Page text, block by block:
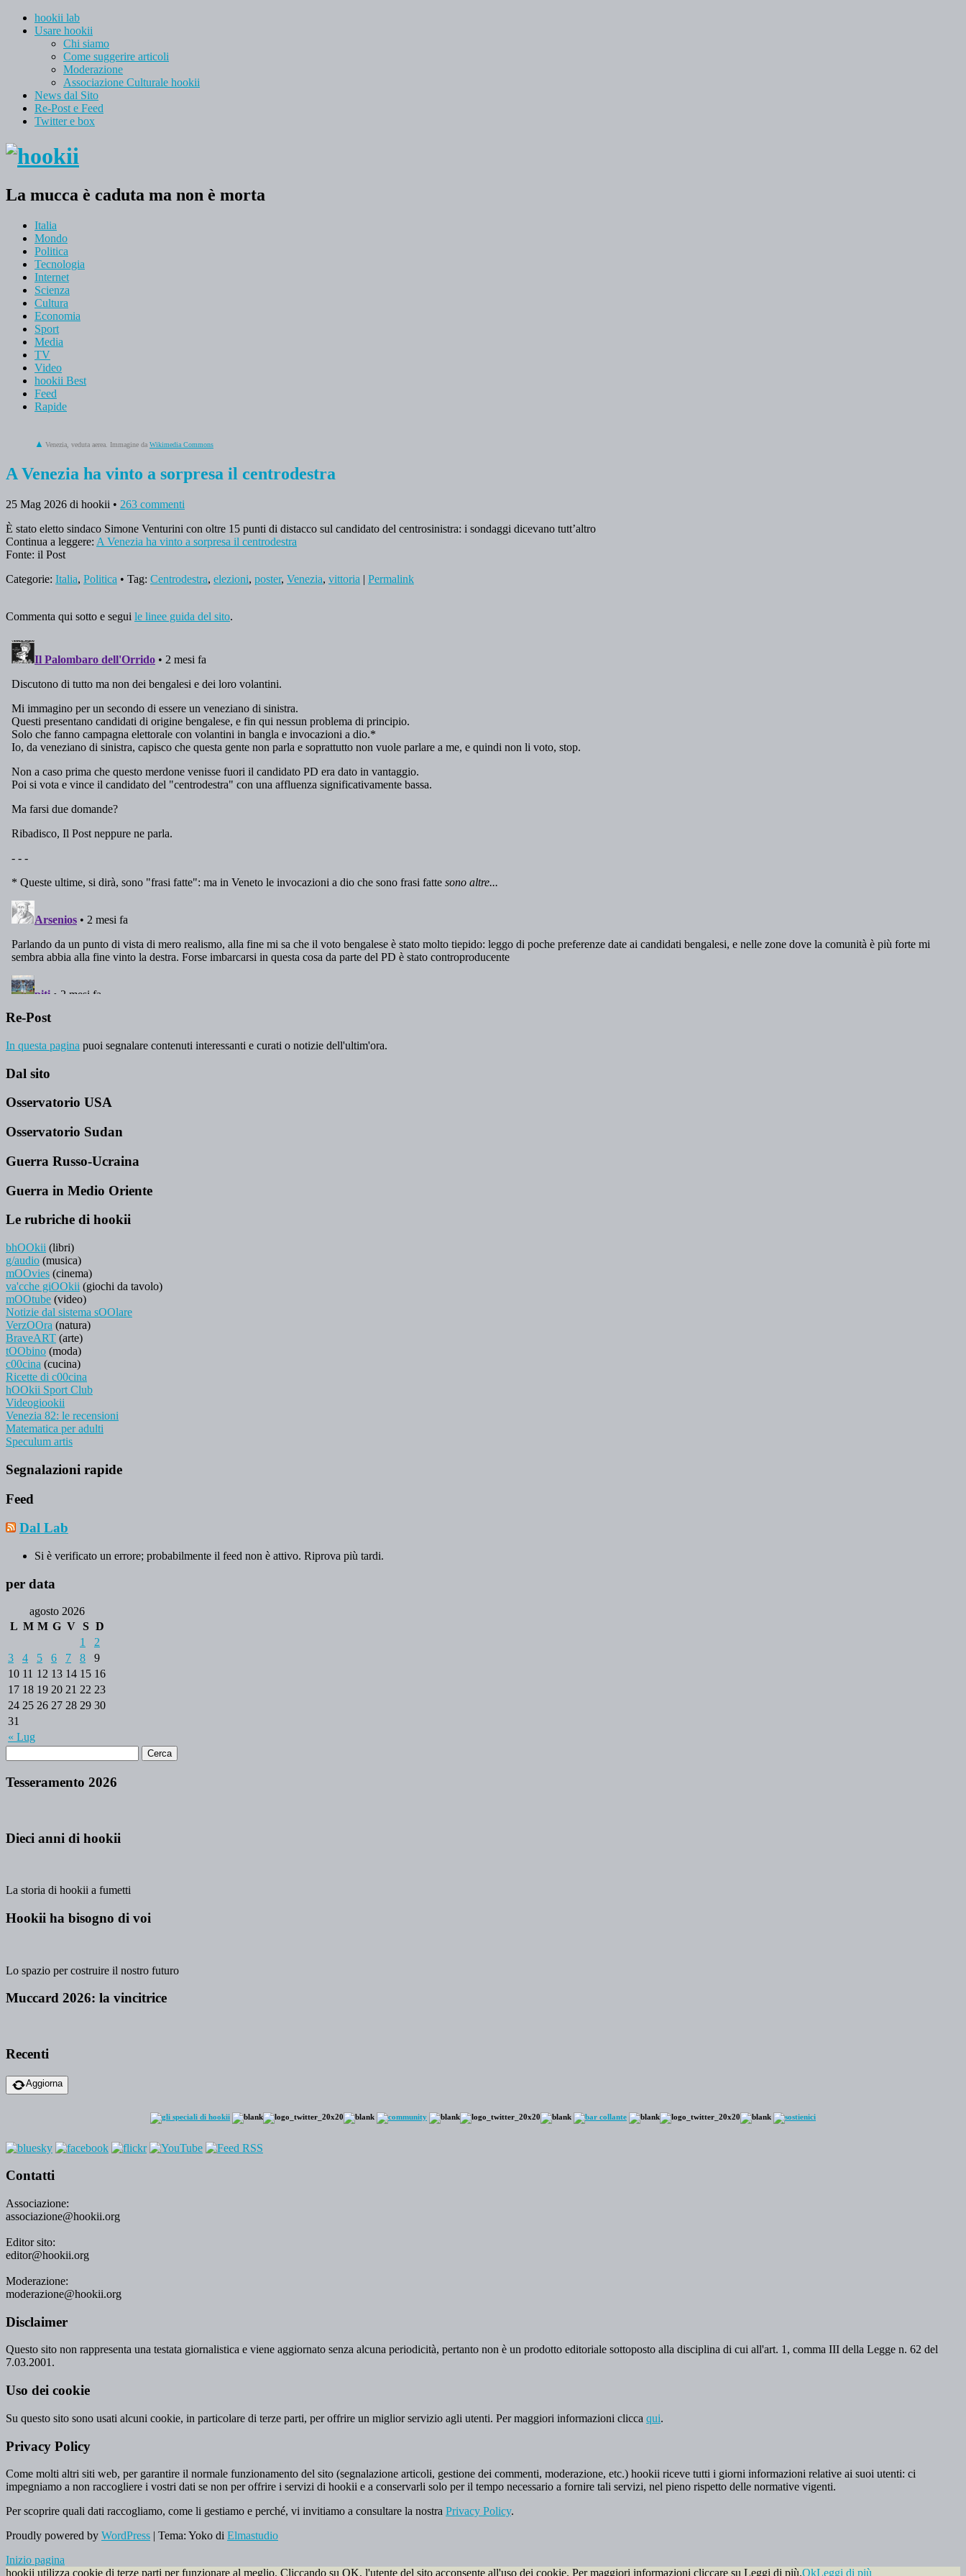
hookii lab
Usare hookii
Chi siamo
Come suggerire articoli
Moderazione
Associazione Culturale hookii
News dal Sito
Re-Post e Feed
Twitter e box
La mucca è caduta ma non è morta
Italia
Mondo
Politica
Tecnologia
Internet
Scienza
Cultura
Economia
Sport
Media
TV
Video
hookii Best
Feed
Rapide
Venezia, veduta aerea. Immagine da Wikimedia Commons
A Venezia ha vinto a sorpresa il centrodestra
25 Mag 2026 di hookii • 263 commenti
È stato eletto sindaco Simone Venturini con oltre 15 punti di distacco sul candidato del centrosinistra: i sondaggi dicevano tutt’altro
Continua a leggere: A Venezia ha vinto a sorpresa il centrodestra
Fonte: il Post
Categorie: Italia, Politica • Tag: Centrodestra, elezioni, poster, Venezia, vittoria | Permalink
Commenta qui sotto e segui le linee guida del sito.
Re-Post
In questa pagina puoi segnalare contenuti interessanti e curati o notizie dell'ultim'ora.
Dal sito
Osservatorio USA
Osservatorio Sudan
Guerra Russo-Ucraina
Guerra in Medio Oriente
Le rubriche di hookii
bhOOkii (libri)
g/audio (musica)
mOOvies (cinema)
va'cche giOOkii (giochi da tavolo)
mOOtube (video)
Notizie dal sistema sOOlare
VerzOOra (natura)
BraveART (arte)
tOObino (moda)
c00cina (cucina)
Ricette di c00cina
hOOkii Sport Club
Videogiookii
Venezia 82: le recensioni
Matematica per adulti
Speculum artis
Segnalazioni rapide
Feed
Dal Lab
Si è verificato un errore; probabilmente il feed non è attivo. Riprova più tardi.
per data
agosto 2026
L M M G V S D
« Lug
1
2
3
4 5 6 7 8
9
10 11 12 13 14 15 16
17 18 19 20 21 22 23
24 25 26 27 28 29 30
31
Tesseramento 2026
Dieci anni di hookii
La storia di hookii a fumetti
Hookii ha bisogno di voi
Lo spazio per costruire il nostro futuro
Muccard 2026: la vincitrice
Recenti
Aggiorna
Contatti
Associazione:
associazione@hookii.org
Editor sito:
editor@hookii.org
Moderazione:
moderazione@hookii.org
Disclaimer
Questo sito non rappresenta una testata giornalistica e viene aggiornato senza alcuna periodicità, pertanto non è un prodotto editoriale sottoposto alla disciplina di cui all'art. 1, comma III della Legge n. 62 del
7.03.2001.
Uso dei cookie
Su questo sito sono usati alcuni cookie, in particolare di terze parti, per offrire un miglior servizio agli utenti. Per maggiori informazioni clicca qui.
Privacy Policy
Come molti altri siti web, per garantire il normale funzionamento del sito (segnalazione articoli, gestione dei commenti, moderazione, etc.) hookii riceve tutti i giorni informazioni relative ai suoi utenti: ci
impegniamo a non raccogliere i vostri dati se non per offrire i servizi di hookii e a conservarli solo per il tempo necessario a fornire tali servizi, nel pieno rispetto delle normative vigenti.
Per scoprire quali dati raccogliamo, come li gestiamo e perché, vi invitiamo a consultare la nostra Privacy Policy.
Proudly powered by WordPress | Tema: Yoko di Elmastudio
Inizio pagina
hookii utilizza cookie di terze parti per funzionare al meglio. Cliccando su OK, l'utente del sito acconsente all'uso dei cookie. Per maggiori informazioni cliccare su Leggi di più.OkLeggi di più